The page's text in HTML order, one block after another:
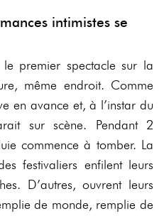
intimistes se
premier spectacle sur la
même endroit. Comme
en avance et, à l’instar du
sur scène. Pendant 2
commence à tomber. La
festivaliers enfilent leurs
D’autres, ouvrent leurs
de monde, remplie de